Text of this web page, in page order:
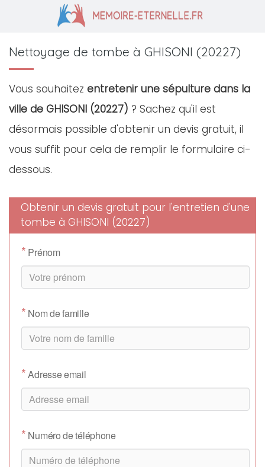
Nettoyage de tombe à GHISONI (20227)
Vous souhaitez entretenir une sépulture dans la
ville de GHISONI (20227) ? Sachez qu'il est
désormais possible d'obtenir un devis gratuit, il
vous suffit pour cela de remplir le formulaire ci-
dessous.
Obtenir un devis gratuit pour l'entretien d'une
tombe à GHISONI (20227)
* Prénom
* Nom de famille
*Adresse email
* Numéro de téléphone